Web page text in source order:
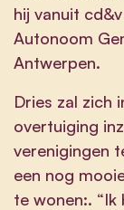
hij vanuit
Autonoom
Antwerpen.
Dries zal zich
overtuiging
verenigingen
een nog
te wonen:.